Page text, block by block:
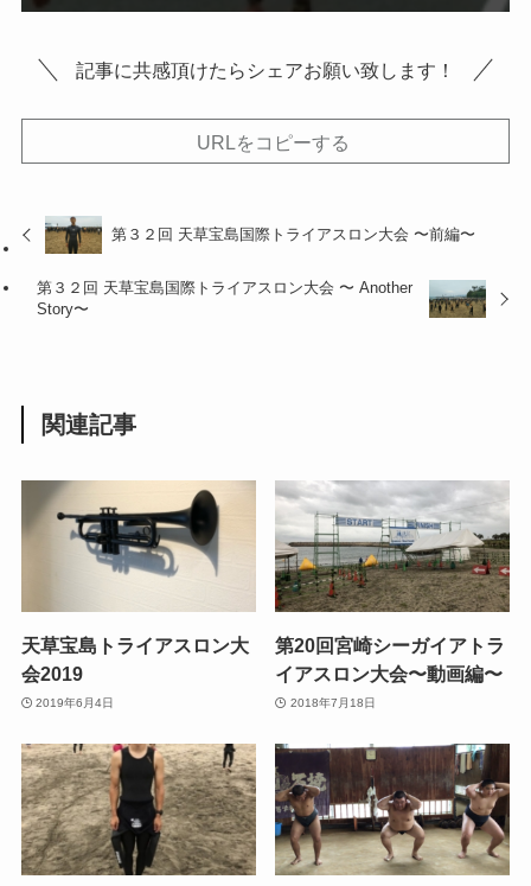
記事に共感頂けたらシェアお願い致します！
URLをコピーする
第３２回 天草宝島国際トライアスロン大会 〜前編〜
第３２回 天草宝島国際トライアスロン大会 〜 Another
Story〜
関連記事
天草宝島トライアスロン大
会2019
2019年6月4日
第20回宮崎シーガイアトラ
イアスロン大会〜動画編〜
2018年7月18日